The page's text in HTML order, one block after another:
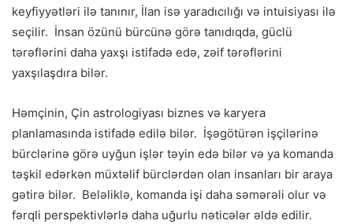
keyfiyyətləri ilə tanınır, İlan isə yaradıcılığı və intuisiyası ilə
seçilir. İnsan özünü bürcünə görə tanıdıqda, güclü
tərəflərini daha yaxşı istifadə edə, zəif tərəflərini
yaxşılaşdıra bilər.
Həmçinin, Çin astrologiyası biznes və karyera
planlamasında istifadə edilə bilər. İşəgötürən işçilərinə
bürclərinə görə uyğun işlər təyin edə bilər və ya komanda
təşkil edərkən müxtəlif bürclərdən olan insanları bir araya
gətirə bilər. Beləliklə, komanda işi daha səmərəli olur və
fərqli perspektivlərlə daha uğurlu nəticələr əldə edilir.